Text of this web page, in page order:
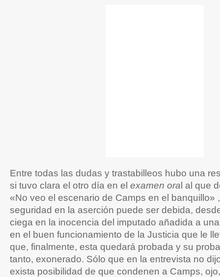
Entre todas las dudas y trastabilleos hubo una
si tuvo clara el otro día en el examen ora l al que
«No veo el escenario de Camps en el banquillo»
seguridad en la aserción puede ser debida,
ciega en la inocencia del imputado añadida a
en el buen funcionamiento de la Justicia que le
que, finalmente, esta quedará probada y su
tanto, exonerado. Sólo que en la entrevista no
exista posibilidad de que condenen a Camps,